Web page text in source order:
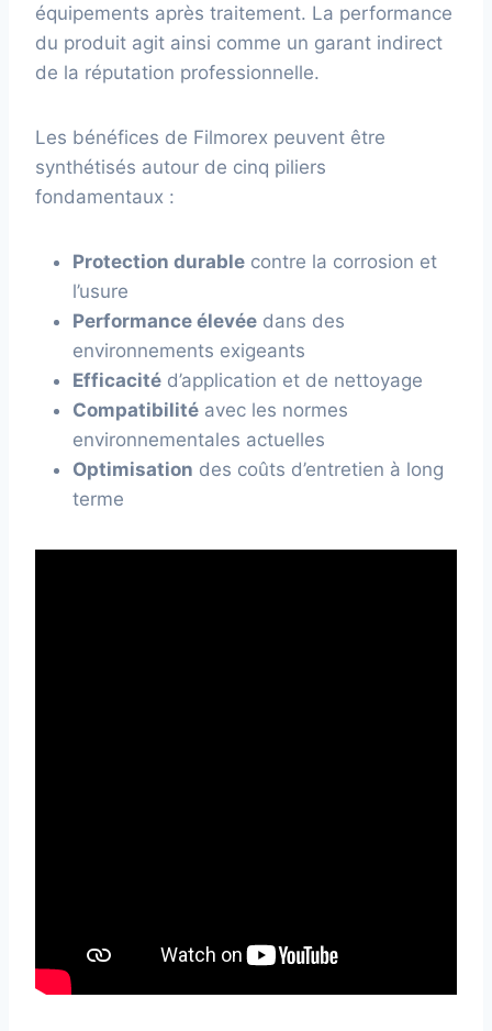
équipements après traitement. La performance
du produit agit ainsi comme un garant indirect
de la réputation professionnelle.
Les bénéfices de Filmorex peuvent être
synthétisés autour de cinq piliers
fondamentaux :
Protection durable contre la corrosion et
l’usure
Performance élevée dans des
environnements exigeants
Efficacité d’application et de nettoyage
Compatibilité avec les normes
environnementales actuelles
Optimisation des coûts d’entretien à long
terme